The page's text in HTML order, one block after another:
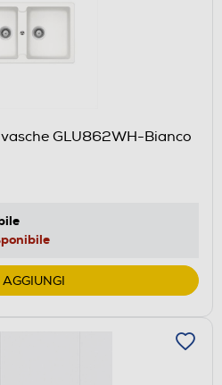
GLU862WH-Bianco
AGGIUNGI